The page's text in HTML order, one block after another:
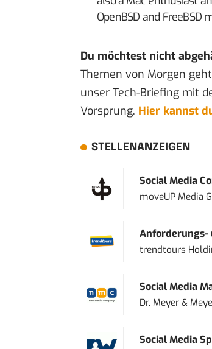
OpenBSD and FreeBSD
Du möchtest nicht
Themen von Morgen
unser Tech-Briefing mit
Vorsprung. Hier kannst
STELLENANZEIGEN
Social Media
moveUP Media
Anforderungs-
trendtours
Social Media
Dr. Meyer &
Social Media